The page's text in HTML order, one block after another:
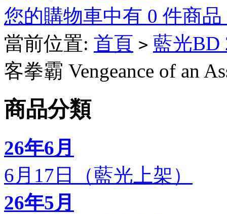
您的購物車中有 0 件商
當前位置: 首頁 > 藍光
客拳霸 Vengeance of an
商品分類
26年6月
6月17日（藍光上架）
26年5月